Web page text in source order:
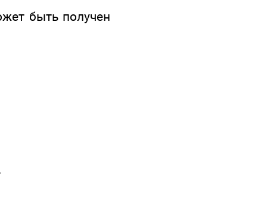
быть получен